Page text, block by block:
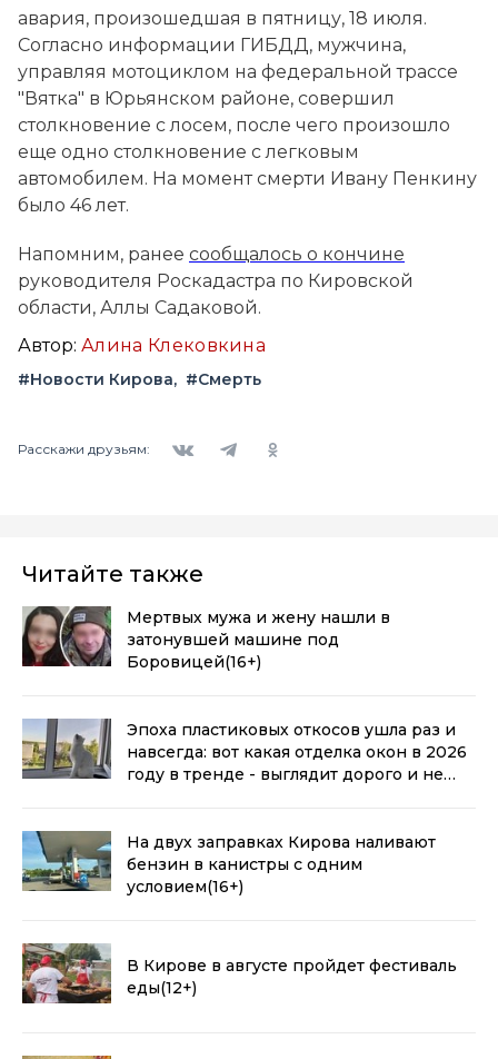
авария, произошедшая в пятницу, 18 июля.
Согласно информации ГИБДД, мужчина,
управляя мотоциклом на федеральной трассе
"Вятка" в Юрьянском районе, совершил
столкновение с лосем, после чего произошло
еще одно столкновение с легковым
автомобилем. На момент смерти Ивану Пенкину
было 46 лет.
Напомним, ранее сообщалось о кончине
руководителя Роскадастра по Кировской
области, Аллы Садаковой.
Автор: Алина Клековкина
#Новости Кирова #Смерть
Расскажи друзьям:
Читайте также
Мертвых мужа и жену нашли в
затонувшей машине под
Боровицей(16+)
Эпоха пластиковых откосов ушла раз и
навсегда: вот какая отделка окон в 2026
году в тренде - выглядит дорого и не
На двух заправках Кирова наливают
бензин в канистры с одним
условием(16+)
В Кирове в августе пройдет фестиваль
еды(12+)